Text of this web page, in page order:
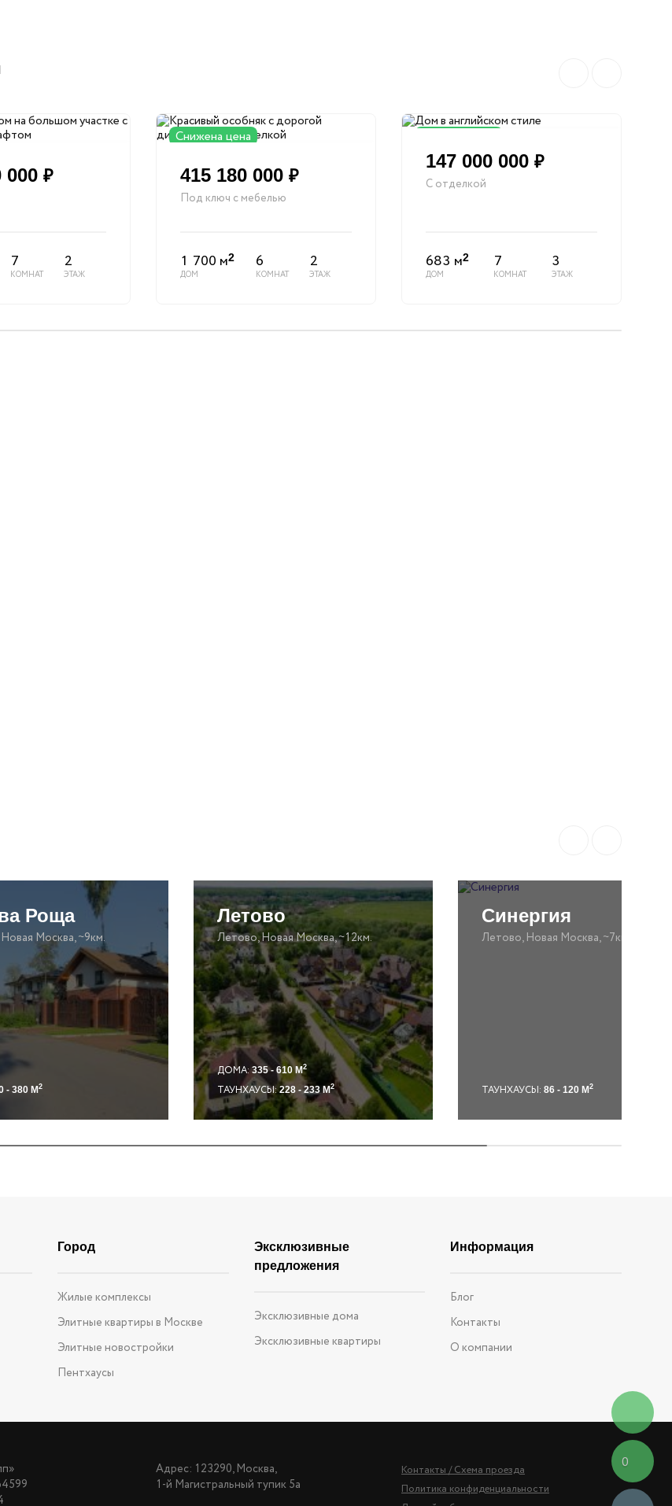
000 ₽
7
КОМНАТ
2
ЭТАЖ
Снижена цена
415 180 000 ₽
Под ключ с мебелью
1 700 м2
ДОМ
6
КОМНАТ
2
ЭТАЖ
147 000 000 ₽
С отделкой
683 м2
ДОМ
7
КОМНАТ
3
ЭТАЖ
Роща
Москва, ~9км.
- 380 М 2
Летово
Летово, Новая Москва, ~12км.
ДОМА:335 - 610 М 2
ТАУНХАУСЫ:228 - 233 М2
Синергия
Летово, Новая Москва, ~7км.
ТАУНХАУСЫ: 86 - 120 М 2
Город
Жилые комплексы
Элитные квартиры в Москве
Элитные новостройки
Пентхаусы
Эксклюзивные
предложения
Эксклюзивные дома
Эксклюзивные квартиры
Информация
Блог
Контакты
О компании
Адрес: 123290, Москва,
1-й Магистральный тупик 5а
Контакты / Схема проезда
Политика конфиденциальности
0